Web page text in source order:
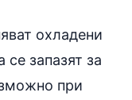
охладени
запазят за
при